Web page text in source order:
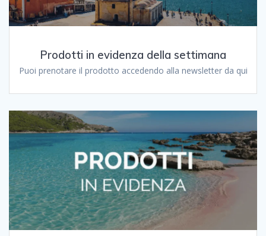
Prodotti in evidenza della settimana
Puoi prenotare il prodotto accedendo alla newsletter da qui